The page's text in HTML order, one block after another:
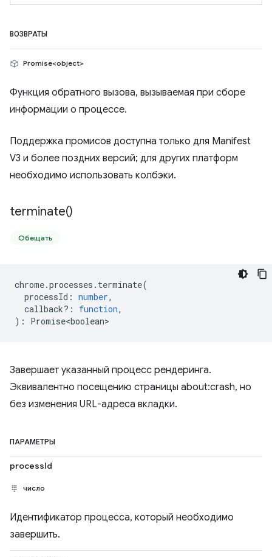
ВОЗВРАТЫ
Promise<object>
Функция обратного вызова, вызываемая при сборе
информации о процессе.
Поддержка промисов доступна только для Manifest
V3 и более поздних версий; для других платформ
необходимо использовать колбэки.
terminate()
Обещать
chrome.processes . terminate(
processId : number,
callback? : function,
) : Promise<boolean>
Завершает указанный процесс рендеринга.
Эквивалентно посещению страницы about:crash, но
без изменения URL-адреса вкладки.
ПАРАМЕТРЫ
processId
число
Идентификатор процесса, который необходимо
завершить.